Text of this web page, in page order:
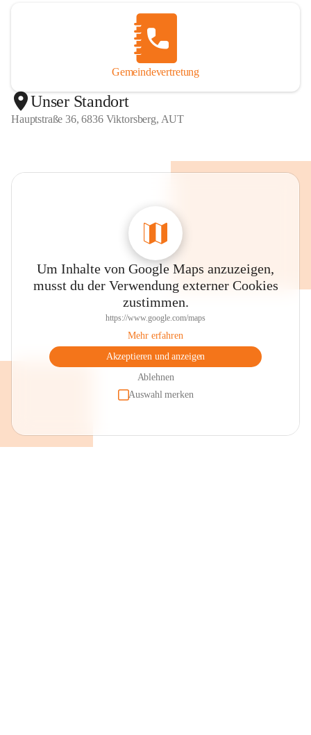
Gemeindevertretung
Unser Standort
Hauptstraße 36, 6836 Viktorsberg, AUT
Um Inhalte von Google Maps anzuzeigen,
musst du der Verwendung externer Cookies
zustimmen.
https://www.google.com/maps
Mehr erfahren
Akzeptieren und anzeigen
Ablehnen
Auswahl merken